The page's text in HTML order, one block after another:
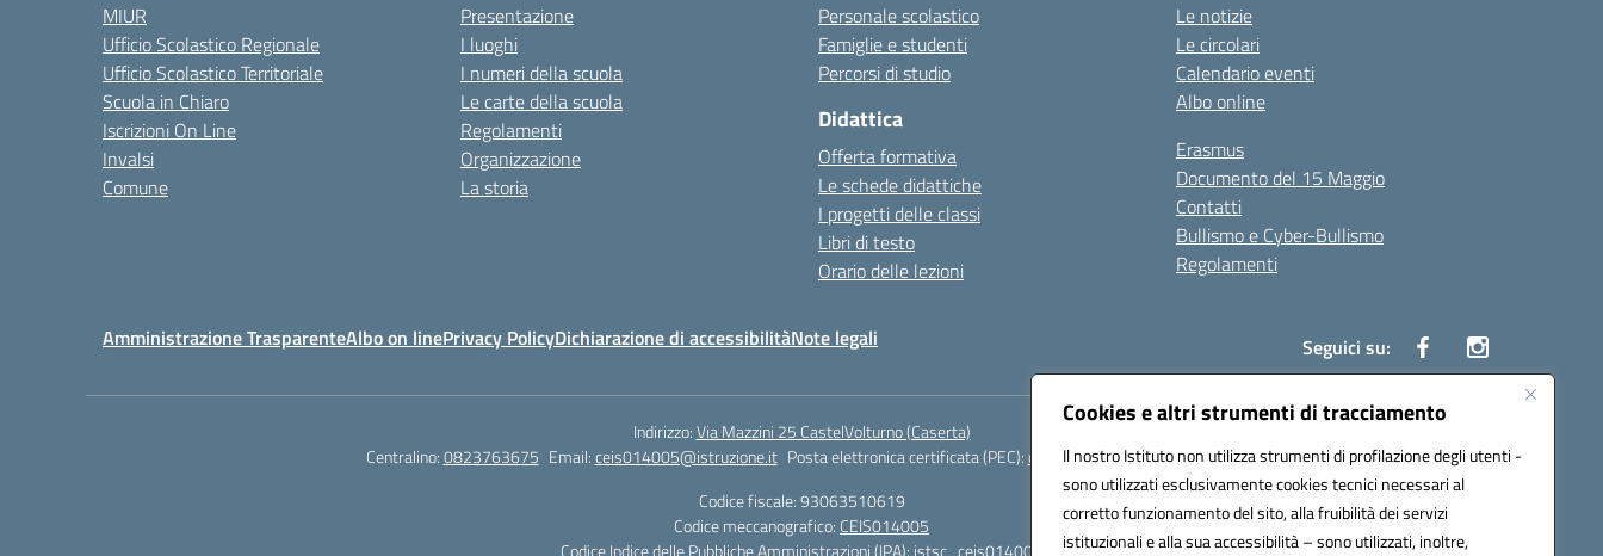
Cookies e altri strumenti di tracciamento
Il nostro Istituto non utilizza strumenti di profilazione degli utenti -
sono utilizzati esclusivamente cookies tecnici necessari al
corretto funzionamento del sito, alla fruibilità dei servizi
istituzionali e alla sua accessibilità – sono utilizzati, inoltre,
MIUR
Ufficio Scolastico Regionale
Ufficio Scolastico Territoriale
Scuola in Chiaro
Iscrizioni On Line
Invalsi
Comune
Presentazione
I luoghi
I numeri della scuola
Le carte della scuola
Regolamenti
Organizzazione
La storia
Personale scolastico
Famiglie e studenti
Percorsi di studio
Didattica
Offerta formativa
Le schede didattiche
I progetti delle classi
Libri di testo
Orario delle lezioni
Le notizie
Le circolari
Calendario eventi
Albo online
Erasmus
Documento del 15 Maggio
Contatti
Bullismo e Cyber-Bullismo
Regolamenti
Amministrazione TrasparenteAlbo on linePrivacy PolicyDichiarazione di accessibilitàNote legali Seguici su:
Indirizzo:Via Mazzini 25 CastelVolturno (Caserta)
Centralino:0823763675 Email:ceis014005@istruzione.it Posta elettronica certificata (PEC):ceis014005@pec.istruzione.it
Codice fiscale: 93063510619
Codice meccanografico: CEIS014005
Codice Indice delle Pubbliche Amministrazioni (IPA): istsc_ceis014005